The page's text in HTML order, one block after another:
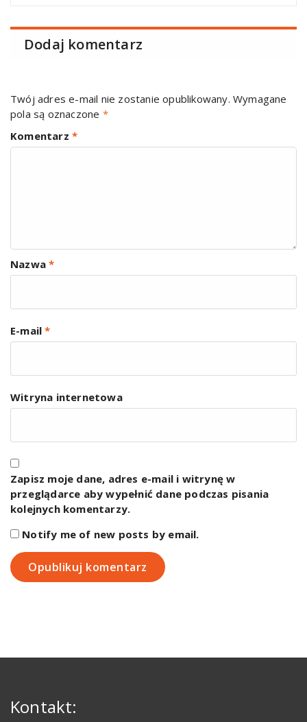
Dodaj komentarz
Twój adres e-mail nie zostanie opublikowany. Wymagane
pola są oznaczone *
Komentarz *
Nazwa*
E-mail*
Witryna internetowa
Zapisz moje dane, adres e-mail i witrynę w
przeglądarce aby wypełnić dane podczas pisania
kolejnych komentarzy.
Notify me of new posts by email.
Kontakt: